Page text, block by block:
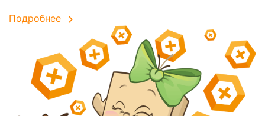
Подробнее